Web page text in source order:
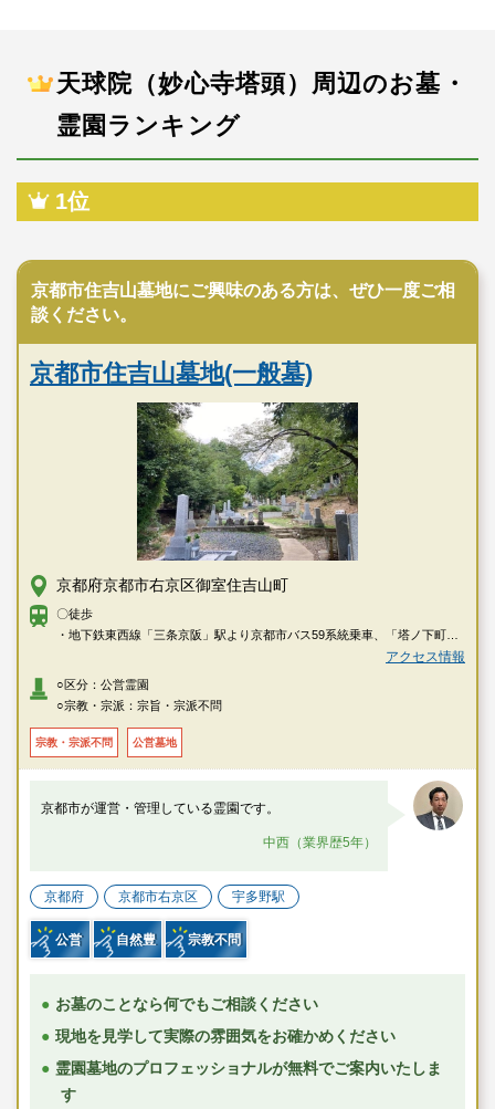
天球院（妙心寺塔頭）周辺のお墓・
霊園ランキング
1位
京都市住吉山墓地にご興味のある方は、ぜひ一度ご相
談ください。
京都市住吉山墓地(一般墓)
京都府京都市右京区御室住吉山町
〇徒歩
・地下鉄東西線「三条京阪」駅より京都市バス59系統乗車、「塔ノ下町」
アクセス情報
○区分：公営霊園
○宗教・宗派：宗旨・宗派不問
宗教・宗派不問 公営墓地
京都市が運営・管理している霊園です。
中西（業界歴5年）
京都府 京都市右京区 宇多野駅
公営 自然豊 宗教不問
お墓のことなら何でもご相談ください
現地を見学して実際の雰囲気をお確かめください
霊園墓地のプロフェッショナルが無料でご案内いたしま
す